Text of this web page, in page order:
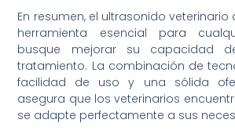
En resumen, el ultrasonido
herramienta esencial para
busque mejorar su capacidad
tratamiento. La combinación de
facilidad de uso y una sólida
asegura que los veterinarios
se adapte perfectamente a sus